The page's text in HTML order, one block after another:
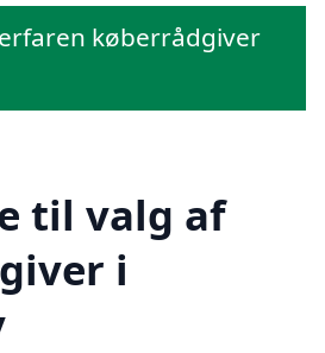
køberrådgiver
til valg af
i